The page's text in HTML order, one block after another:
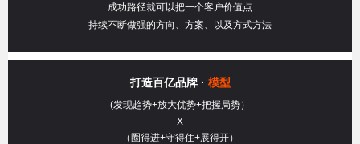
成功路径就可以把一个客户价值点
持续不断做强的方向、方案、以及方式方法
打造百亿品牌 · 模型
(发现趋势+放大优势+把握局势）
X
（圈得进+守得住+展得开）